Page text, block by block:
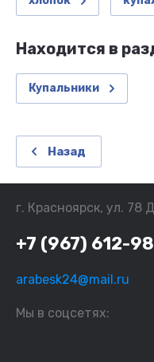
Находится в
Купальники
Назад
г. Красноярск, ул. 78
+7 (967) 612-
arabesk24@mail.ru
Мы в соцсетях: